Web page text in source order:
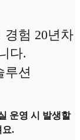
경험 20년차
다.
루션
운영 시 발생할
요.